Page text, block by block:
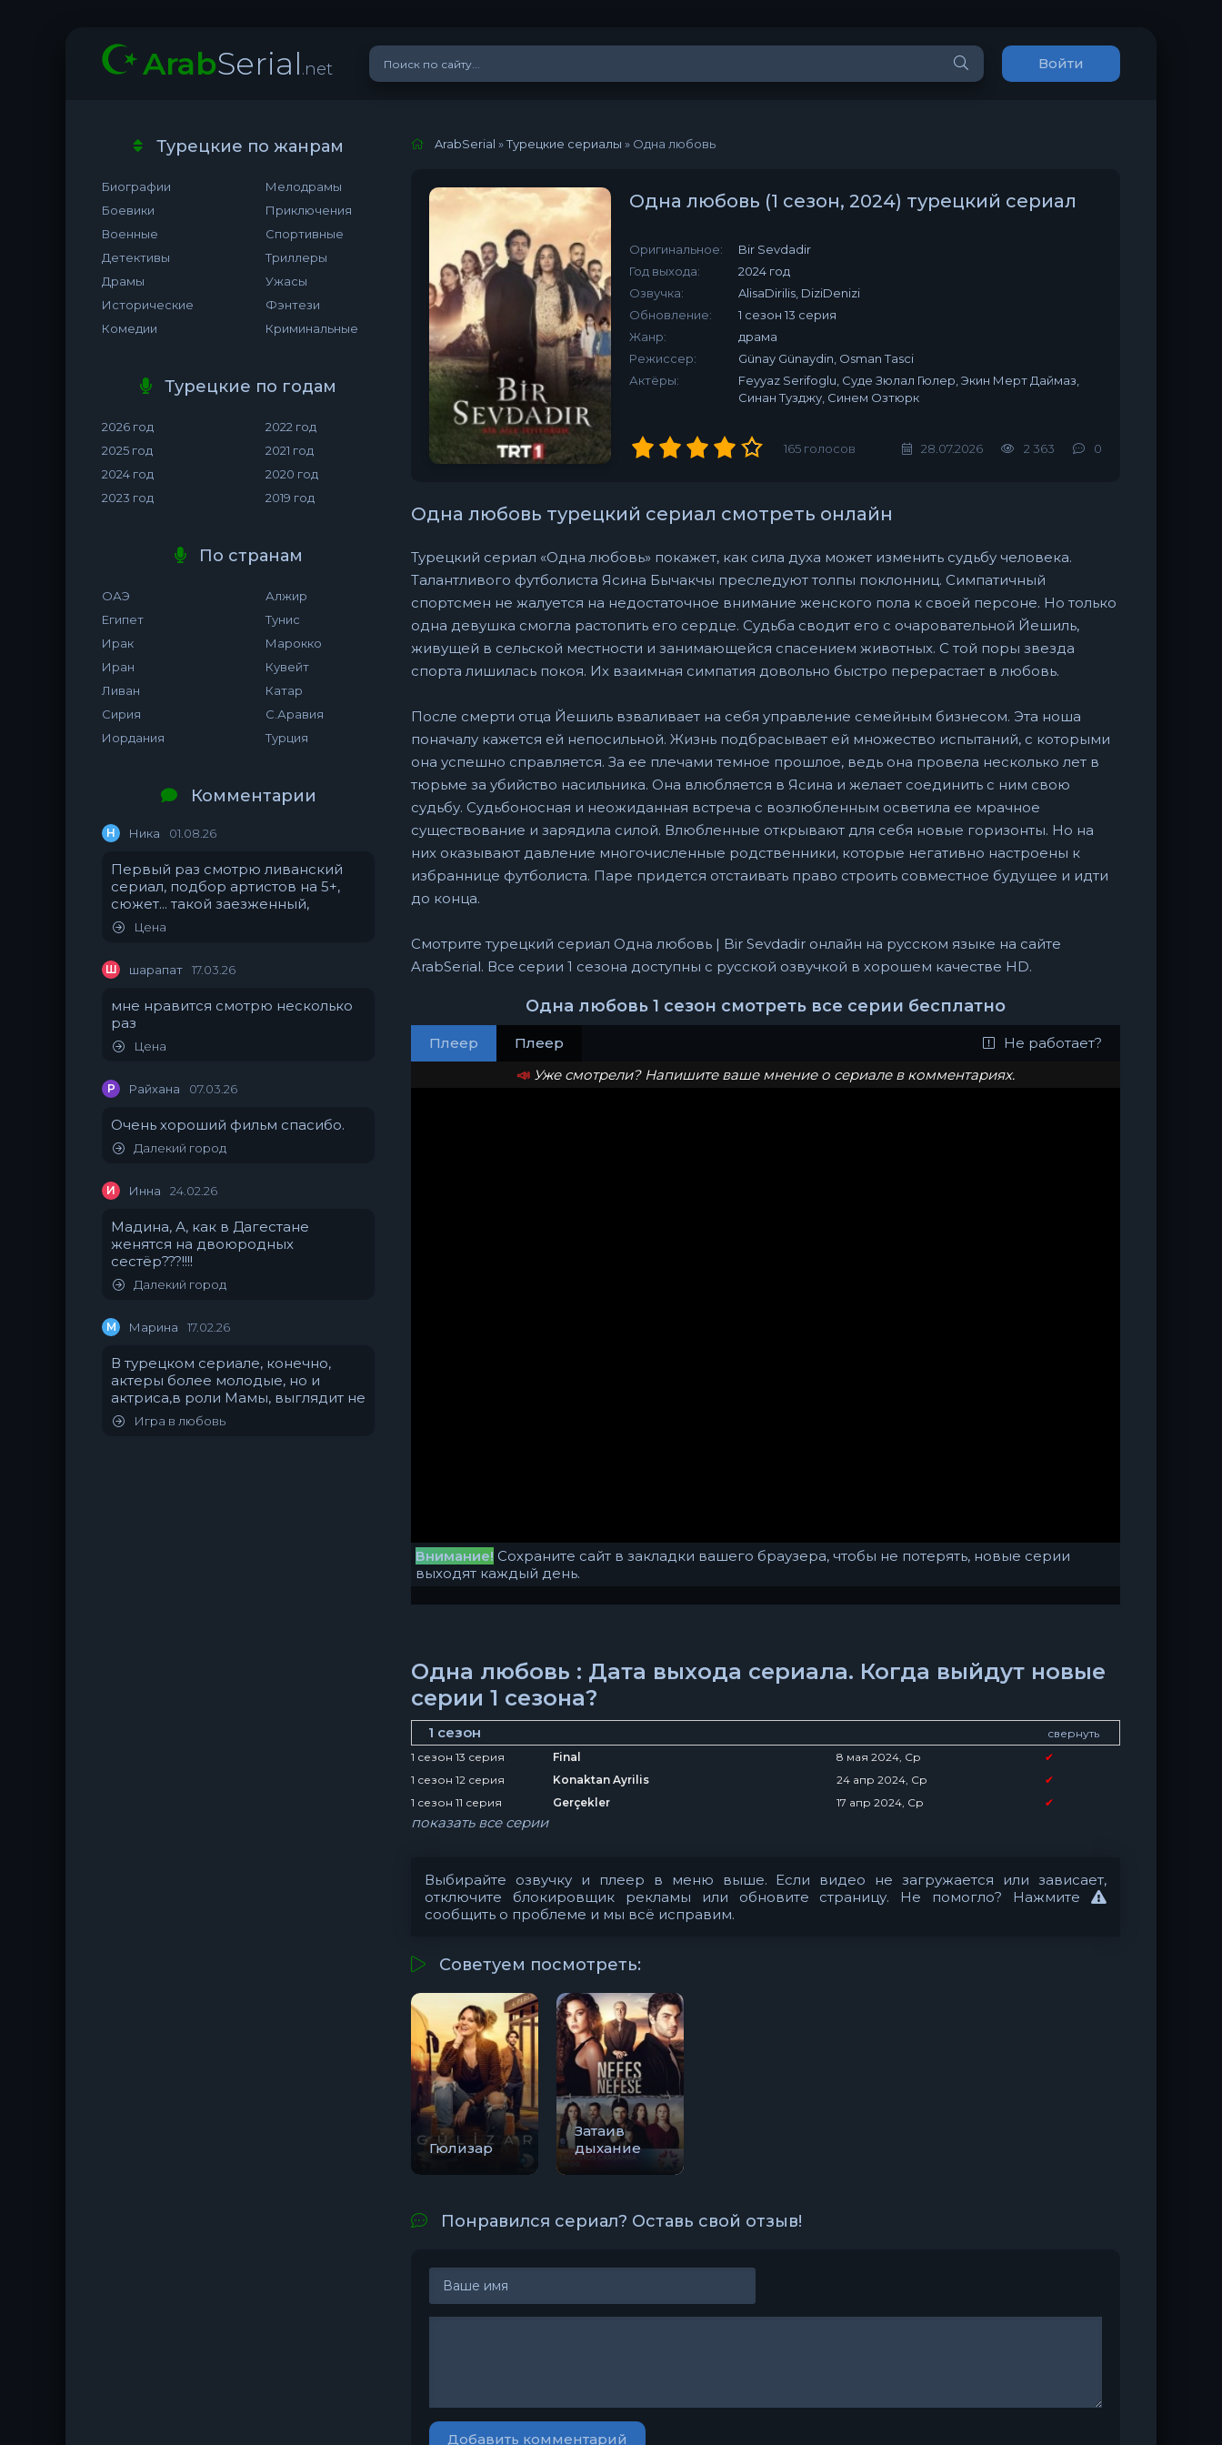
ArabSerial.net Войти
Турецкие по жанрам
Биографии
Боевики
Военные
Детективы
Драмы
Исторические
Комедии
Мелодрамы
Приключения
Спортивные
Триллеры
Ужасы
Фэнтези
Криминальные
Турецкие по годам
2026 год
2025 год
2024 год
2023 год
2022 год
2021 год
2020 год
2019 год
По странам
ОАЭ
Египет
Ирак
Иран
Ливан
Сирия
Иордания
Алжир
Тунис
Марокко
Кувейт
Катар
С.Аравия
Турция
Комментарии
Н Ника 01.08.26
Первый раз смотрю ливанский
сериал, подбор артистов на 5+,
сюжет... такой заезженный,
Цена
Ш шарапат 17.03.26
мне нравится смотрю несколько
раз
Цена
Р Райхана 07.03.26
Очень хороший фильм спасибо.
Далекий город
И Инна 24.02.26
Мадина, А, как в Дагестане
женятся на двоюродных
сестёр???!!!!
Далекий город
М Марина 17.02.26
В турецком сериале, конечно,
актеры более молодые, но и
актриса,в роли Мамы, выглядит не
Игра в любовь
ArabSerial »Турецкие сериалы » Одна любовь
Одна любовь (1 сезон, 2024) турецкий сериал
Оригинальное:
Bir Sevdadir
Год выхода:
2024 год
Озвучка:
AlisaDirilis, DiziDenizi
Обновление:
1 сезон 13 серия
Жанр:
драма
Режиссер:
Günay Günaydin, Osman Tasci
Актёры:
Feyyaz Serifoglu, Суде Зюлал Гюлер, Экин Мерт Даймаз,
Синан Тузджу, Синем Озтюрк
165 голосов 28.07.2026 2 363 0
Одна любовь турецкий сериал смотреть онлайн
Турецкий сериал «Одна любовь» покажет, как сила духа может изменить судьбу человека.
Талантливого футболиста Ясина Бычакчы преследуют толпы поклонниц. Симпатичный
спортсмен не жалуется на недостаточное внимание женского пола к своей персоне. Но только
одна девушка смогла растопить его сердце. Судьба сводит его с очаровательной Йешиль,
живущей в сельской местности и занимающейся спасением животных. С той поры звезда
спорта лишилась покоя. Их взаимная симпатия довольно быстро перерастает в любовь.
После смерти отца Йешиль взваливает на себя управление семейным бизнесом. Эта ноша
поначалу кажется ей непосильной. Жизнь подбрасывает ей множество испытаний, с которыми
она успешно справляется. За ее плечами темное прошлое, ведь она провела несколько лет в
тюрьме за убийство насильника. Она влюбляется в Ясина и желает соединить с ним свою
судьбу. Судьбоносная и неожиданная встреча с возлюбленным осветила ее мрачное
существование и зарядила силой. Влюбленные открывают для себя новые горизонты. Но на
них оказывают давление многочисленные родственники, которые негативно настроены к
избраннице футболиста. Паре придется отстаивать право строить совместное будущее и идти
до конца.
Смотрите турецкий сериал Одна любовь | Bir Sevdadir онлайн на русском языке на сайте
ArabSerial. Все серии 1 сезона доступны с русской озвучкой в хорошем качестве HD.
Одна любовь 1 сезон смотреть все серии бесплатно
Плеер Плеер
Не работает?
📣 Уже смотрели? Напишите ваше мнение о сериале в комментариях.
Внимание! Сохраните сайт в закладки вашего браузера, чтобы не потерять, новые серии
выходят каждый день.
Одна любовь : Дата выхода сериала. Когда выйдут новые
серии 1 сезона?
1 сезон
свернуть
1 сезон 13 серия
Final 8 мая 2024, Ср
✔
1 сезон 12 серия
Konaktan Ayrilis 24 апр 2024, Ср
✔
1 сезон 11 серия
Gerçekler 17 апр 2024, Ср ✔
показать все серии
Выбирайте озвучку и плеер в меню выше. Если видео не загружается или зависает,
отключите блокировщик рекламы или обновите страницу. Не помогло? Нажмите
сообщить о проблеме и мы всё исправим.
Советуем посмотреть:
Гюлизар
Затаив
дыхание
Понравился сериал? Оставь свой отзыв!
Добавить комментарий